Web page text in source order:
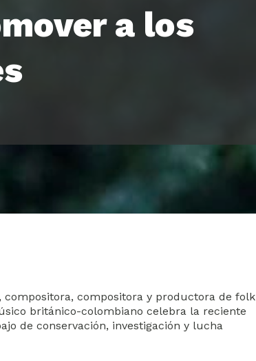
a los
compositora, compositora y productora de folk
británico-colombiano celebra la reciente
de conservación, investigación y lucha